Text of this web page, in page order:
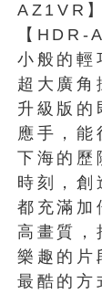
AZ1VR
【HDR-
小般的輕
超大廣角
升級版的
應手，能
下海的歷
時刻，創
都充滿
高畫質，
樂趣的片
最酷的方